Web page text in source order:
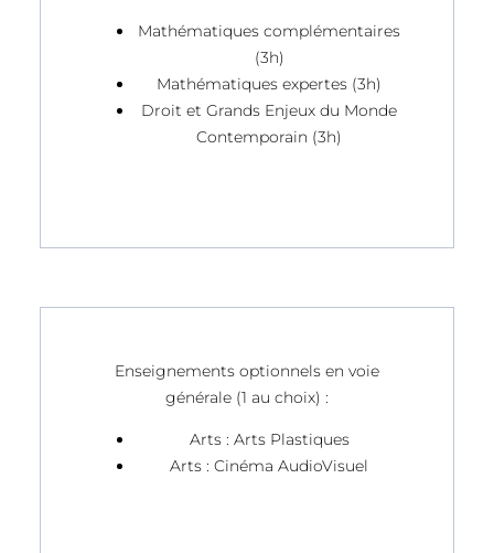
Mathématiques complémentaires
(3h)
Mathématiques expertes (3h)
Droit et Grands Enjeux du Monde
Contemporain (3h)
Enseignements optionnels en voie
générale (1 au choix) :
Arts : Arts Plastiques
Arts : Cinéma AudioVisuel